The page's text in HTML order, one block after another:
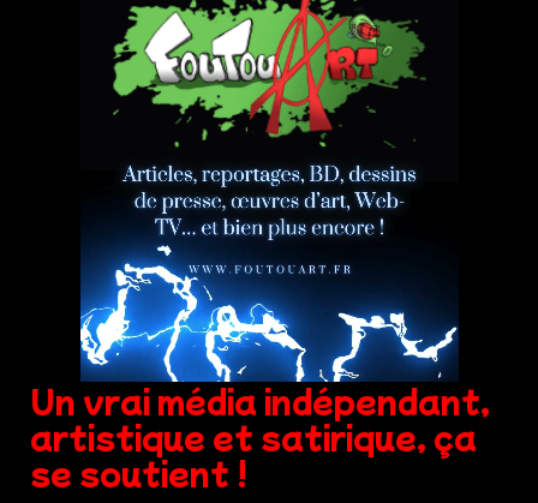
Un vrai média indépendant,
artistique et satirique, ça
se soutient !